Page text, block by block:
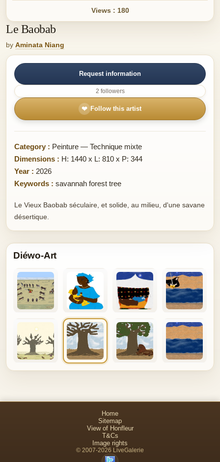
Views : 180
Le Baobab
by Aminata Niang
Request information
2 followers
❤ Follow this artist
Category : Peinture — Technique mixte
Dimensions : H: 1440 x L: 810 x P: 344
Year : 2026
Keywords : savannah forest tree
Le Vieux Baobab séculaire, et solide, au milieu, d'une savane
désertique.
Diéwo-Art
Home
Sitemap
View of Honfleur
T&Cs
Image rights
© 2007-2026 LiveGalerie